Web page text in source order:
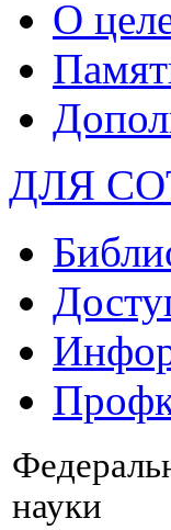
О
ДЛЯ
науки